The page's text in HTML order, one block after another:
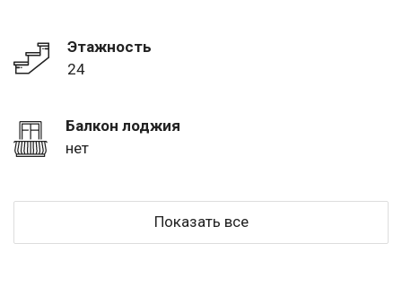
Этажность
24
Балкон лоджия
нет
Показать все